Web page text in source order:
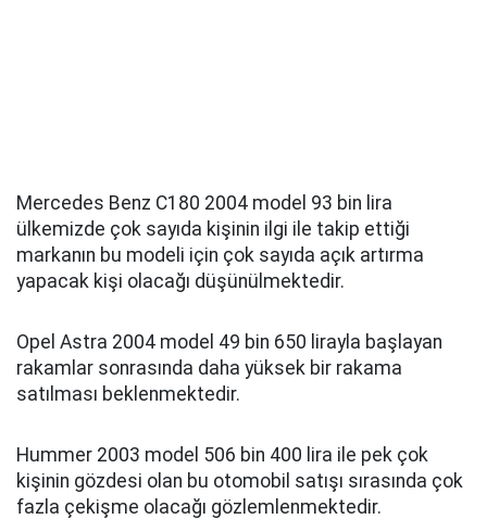
Mercedes Benz C180 2004 model 93 bin lira
ülkemizde çok sayıda kişinin ilgi ile takip ettiği
markanın bu modeli için çok sayıda açık artırma
yapacak kişi olacağı düşünülmektedir.
Opel Astra 2004 model 49 bin 650 lirayla başlayan
rakamlar sonrasında daha yüksek bir rakama
satılması beklenmektedir.
Hummer 2003 model 506 bin 400 lira ile pek çok
kişinin gözdesi olan bu otomobil satışı sırasında çok
fazla çekişme olacağı gözlemlenmektedir.